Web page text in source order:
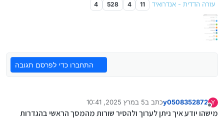
עזרה הדדית - אנדרואיד 11
4
528
4
התחברו כדי לפרסם תגובה
Y
y0508352872כתב ב5 במרץ 2025, 10:41
נערך לאחרונה על ידי y0508352872 3 במאי 2025, 10:43
מישהו יודע איך ניתן לערוך ולהסיר שורות מהמסך הראשי בהגדרות